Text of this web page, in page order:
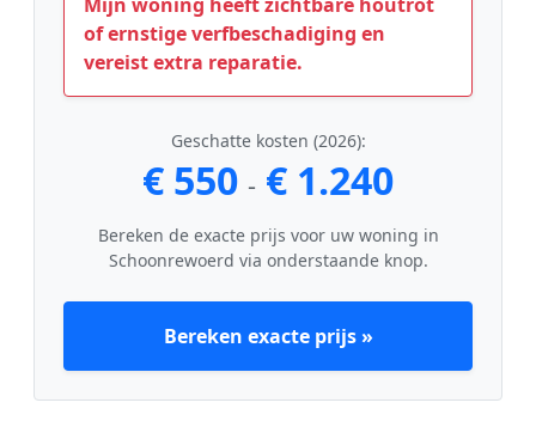
of ernstige verfbeschadiging en
vereist extra reparatie.
Geschatte kosten (2026):
€ 550 - € 1.240
Bereken de exacte prijs voor uw woning in
Schoonrewoerd via onderstaande knop.
Bereken exacte prijs »